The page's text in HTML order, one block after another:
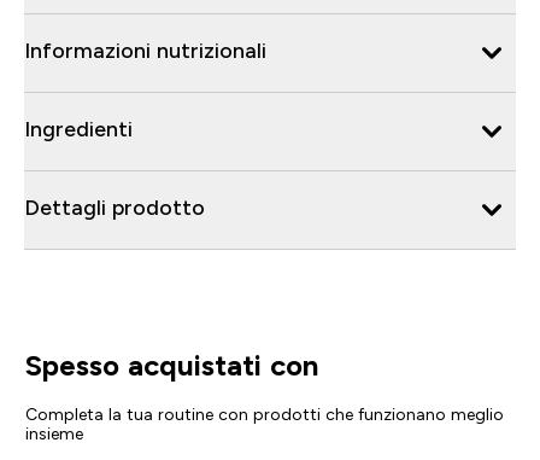
Informazioni nutrizionali
Ingredienti
Dettagli prodotto
Spesso acquistati con
Completa la tua routine con prodotti che funzionano meglio
insieme